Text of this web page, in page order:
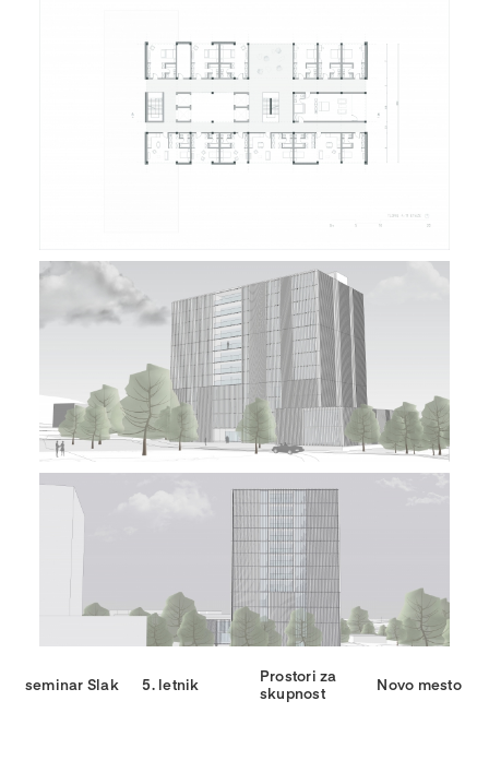
seminar Slak 5. letnik
Prostori za
skupnost
Novo mesto